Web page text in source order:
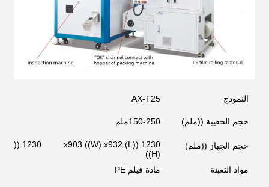
النموذج AX-T25
حجم الحقيبة ((ملم) 150-250ملم
حجم الجهاز ((ملم)
1230 ((L) x903 ((W) x932
((H)
مواد التعبئة مادة فيلم PE